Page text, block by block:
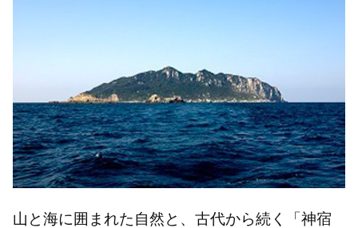
山と海に囲まれた自然と、古代から続く「神宿